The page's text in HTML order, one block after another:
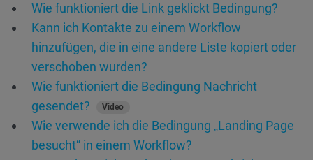
Wie funktioniert die Link geklickt Bedingung?
Kann ich Kontakte zu einem Workflow
hinzufügen, die in eine andere Liste kopiert oder
verschoben wurden?
Wie funktioniert die Bedingung Nachricht
gesendet?
Video
Wie verwende ich die Bedingung „Landing Page
besucht“ in einem Workflow?